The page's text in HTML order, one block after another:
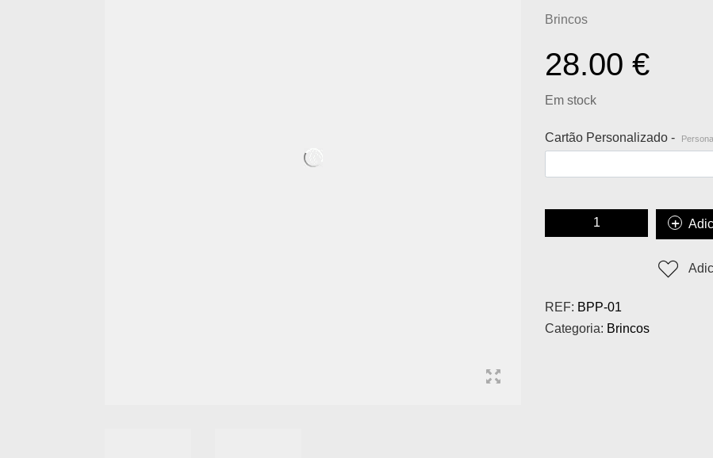
Brincos
28.00 €
Em stock
Cartão Personalizado -
REF: BPP-01
Categoria: Brincos